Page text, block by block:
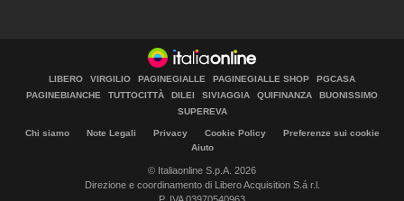
LIBERO VIRGILIO PAGINEGIALLE PAGINEGIALLE SHOP
PGCASA
PAGINEBIANCHE
TUTTOCITTÀ DILEI SIVIAGGIA QUIFINANZA
BUONISSIMO
SUPEREVA
Chi siamo Note Legali Privacy Cookie Policy
Preferenze sui cookie
Aiuto
© Italiaonline S.p.A. 2026
Direzione e coordinamento di Libero Acquisition S.á r.l.